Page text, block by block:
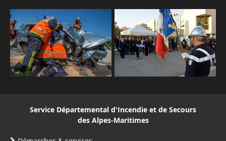
Service Départemental d'Incendie et de Secours
des Alpes-Maritimes